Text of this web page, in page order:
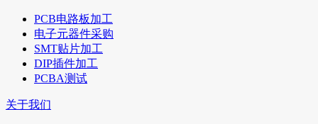
PCB电路板加工
电子元器件采购
SMT贴片加工
DIP插件加工
PCBA测试
关于我们